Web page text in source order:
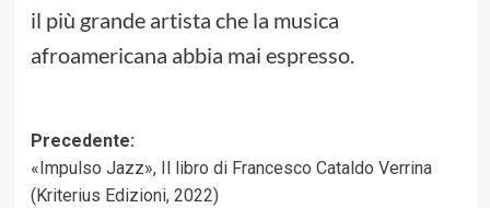
il più grande artista che la musica
afroamericana abbia mai espresso.
Navigazione
articolo
Precedente:
«Impulso Jazz», Il libro di Francesco Cataldo Verrina
(Kriterius Edizioni, 2022)